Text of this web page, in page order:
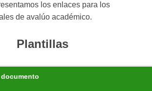
los enlaces para los
de avalúo académico.
Plantillas